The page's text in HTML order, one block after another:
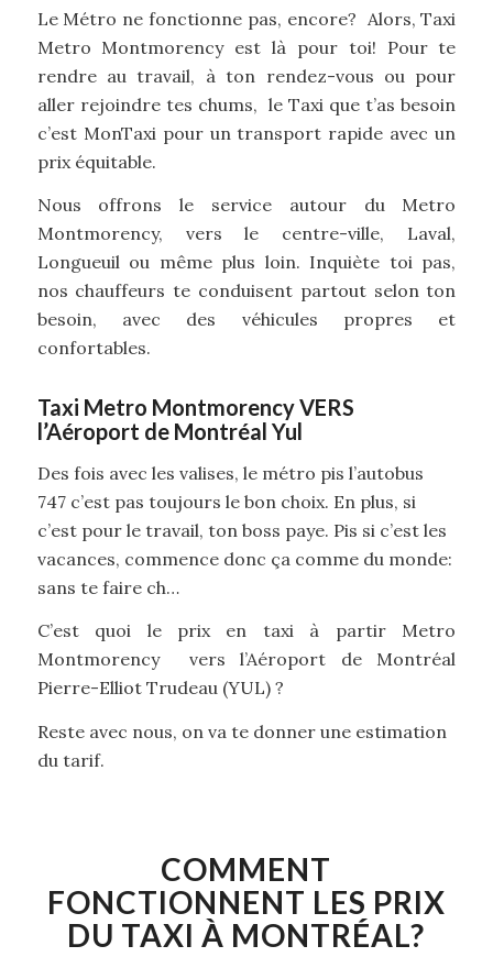
Le Métro ne fonctionne pas, encore? Alors, Taxi
Metro Montmorency est là pour toi! Pour te
rendre au travail, à ton rendez-vous ou pour
aller rejoindre tes chums, le Taxi que t’as besoin
c’est MonTaxi pour un transport rapide avec un
prix équitable.
Nous offrons le service autour du Metro
Montmorency, vers le centre-ville, Laval,
Longueuil ou même plus loin. Inquiète toi pas,
nos chauffeurs te conduisent partout selon ton
besoin, avec des véhicules propres et
confortables.
Taxi Metro Montmorency VERS
l’Aéroport de Montréal Yul
Des fois avec les valises, le métro pis l’autobus
747 c’est pas toujours le bon choix. En plus, si
c’est pour le travail, ton boss paye. Pis si c’est les
vacances, commence donc ça comme du monde:
sans te faire ch…
C’est quoi le prix en taxi à partir Metro
Montmorency vers l’Aéroport de Montréal
Pierre-Elliot Trudeau (YUL) ?
Reste avec nous, on va te donner une estimation
du tarif.
COMMENT
FONCTIONNENT LES PRIX
DU TAXI À MONTRÉAL?